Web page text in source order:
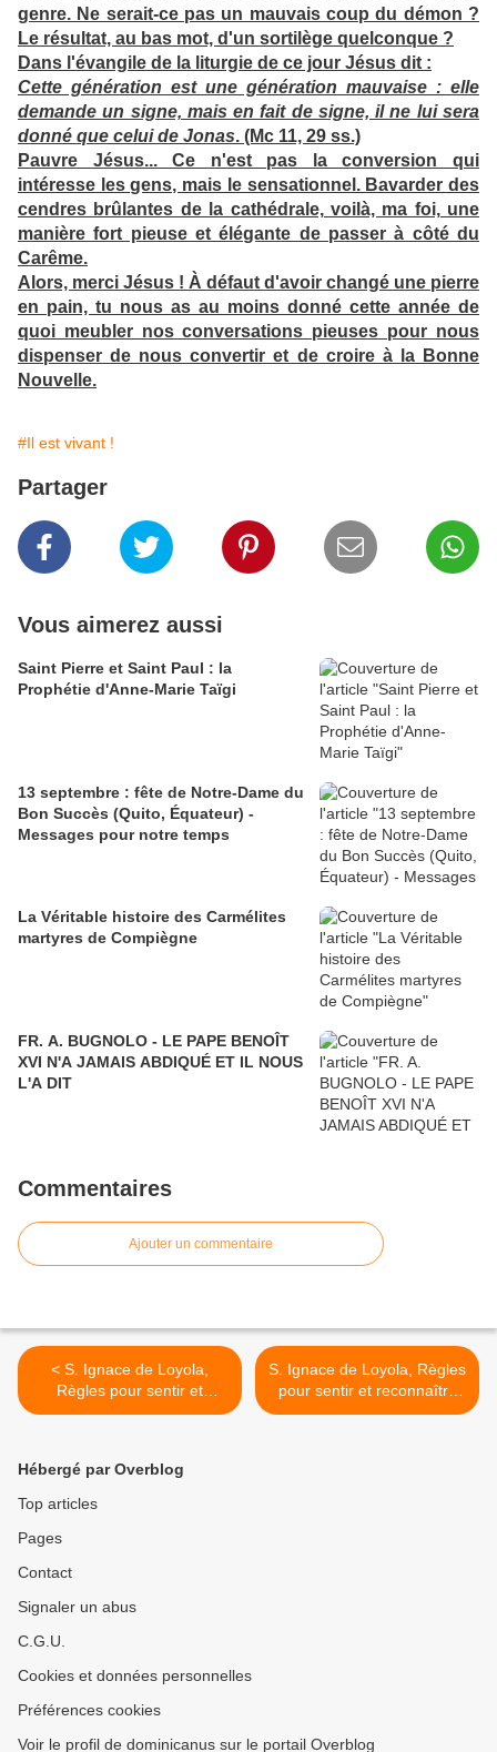
genre. Ne serait-ce pas un mauvais coup du démon ?
Le résultat, au bas mot, d'un sortilège quelconque ?
Dans l'évangile de la liturgie de ce jour Jésus dit :
Cette génération est une génération mauvaise : elle
demande un signe, mais en fait de signe, il ne lui sera
donné que celui de Jonas. (Mc 11, 29 ss.)
Pauvre Jésus... Ce n'est pas la conversion qui
intéresse les gens, mais le sensationnel. Bavarder des
cendres brûlantes de la cathédrale, voilà, ma foi, une
manière fort pieuse et élégante de passer à côté du
Carême.
Alors, merci Jésus ! À défaut d'avoir changé une pierre
en pain, tu nous as au moins donné cette année de
quoi meubler nos conversations pieuses pour nous
dispenser de nous convertir et de croire à la Bonne
Nouvelle.
#Il est vivant !
Partager
Vous aimerez aussi
Saint Pierre et Saint Paul : la
Prophétie d'Anne-Marie Taïgi
13 septembre : fête de Notre-Dame du
Bon Succès (Quito, Équateur) -
Messages pour notre temps
La Véritable histoire des Carmélites
martyres de Compiègne
FR. A. BUGNOLO - LE PAPE BENOÎT
XVI N'A JAMAIS ABDIQUÉ ET IL NOUS
L'A DIT
Commentaires
Ajouter un commentaire
< S. Ignace de Loyola,
Règles pour sentir et
reconnaître les motions qui
S. Ignace de Loyola, Règles
pour sentir et reconnaître
les motions qui se
Hébergé par Overblog
Top articles
Pages
Contact
Signaler un abus
C.G.U.
Cookies et données personnelles
Préférences cookies
Voir le profil de dominicanus sur le portail Overblog